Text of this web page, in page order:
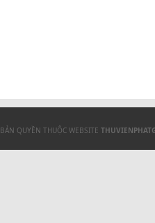
BẢN QUYỀN THUỘC WEBSITE